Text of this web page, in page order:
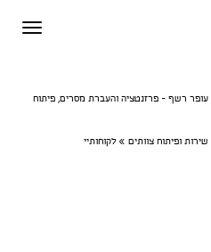
עופר רשף - פרזנטציה והעברת מסרים, פיתוח
ופיתוח צוותים » לקוחותיי